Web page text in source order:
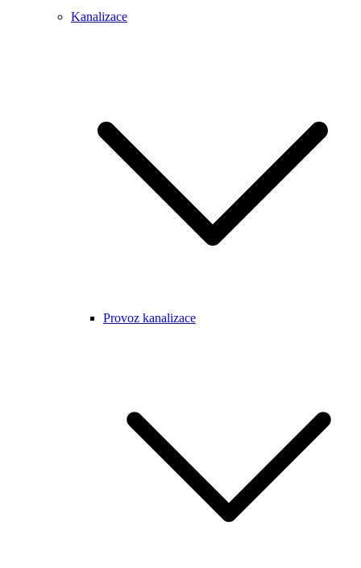
Kanalizace
Provoz kanalizace